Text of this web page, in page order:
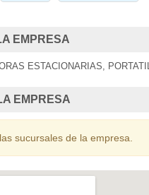
EMPRESA
ESTACIONARIAS,
EMPRESA
sucursales de la empresa.